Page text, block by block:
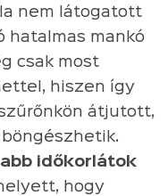
nem látogatott
hatalmas mankó
csak most
hiszen így
átjutott,
időkorlátok
hogy